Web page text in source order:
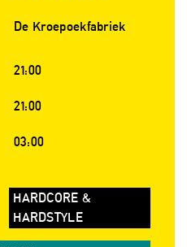
De Kroepoekfabriek
21:00
21:00
03:00
HARDCORE &
HARDSTYLE